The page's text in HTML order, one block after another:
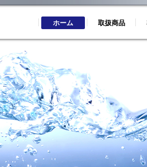
ホーム 取扱商品